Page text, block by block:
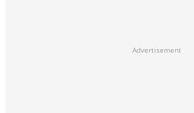
Advertisement